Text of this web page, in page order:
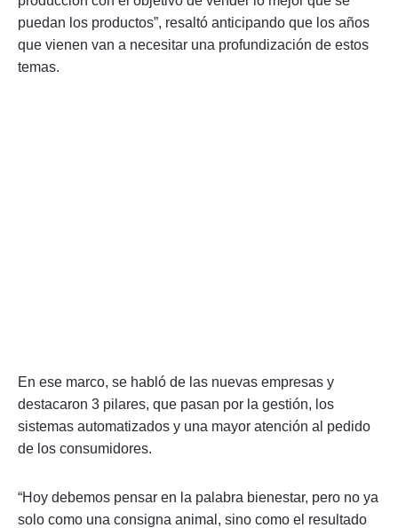
puedan los productos”, resaltó anticipando que los años
que vienen van a necesitar una profundización de estos
temas.
En ese marco, se habló de las nuevas empresas y
destacaron 3 pilares, que pasan por la gestión, los
sistemas automatizados y una mayor atención al pedido
de los consumidores.
“Hoy debemos pensar en la palabra bienestar, pero no ya
solo como una consigna animal, sino como el resultado